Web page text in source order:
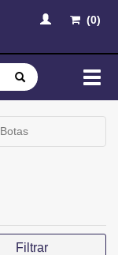
(0)
Botas
Filtrar